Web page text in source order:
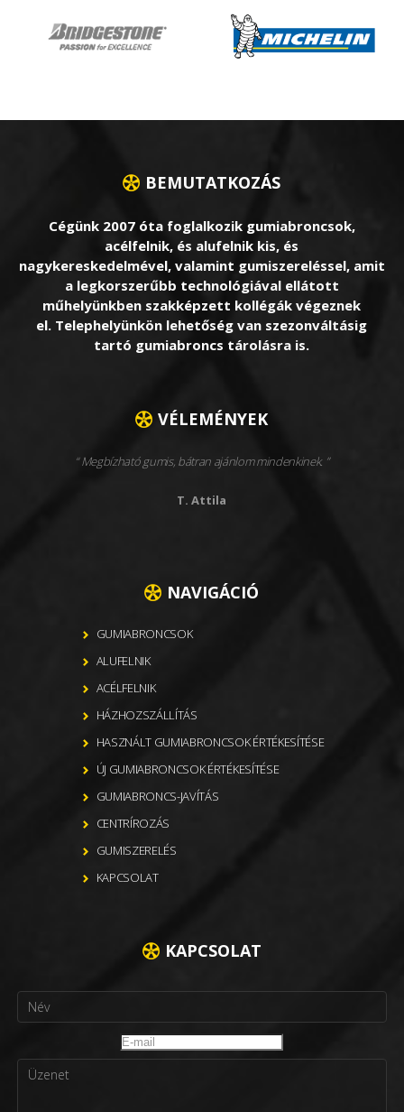
BEMUTATKOZÁS
Cégünk 2007 óta foglalkozik gumiabroncsok,
acélfelnik, és alufelnik kis, és
nagykereskedelmével, valamint gumiszereléssel, amit
a legkorszerűbb technológiával ellátott
műhelyünkben szakképzett kollégák végeznek
el. Telephelyünkön lehetőség van szezonváltásig
tartó gumiabroncs tárolásra is.
VÉLEMÉNYEK
Megbízható gumis, bátran ajánlom mindenkinek.
T. Attila
NAVIGÁCIÓ
GUMIABRONCSOK
ALUFELNIK
ACÉLFELNIK
HÁZHOZSZÁLLÍTÁS
HASZNÁLT GUMIABRONCSOK ÉRTÉKESÍTÉSE
ÚJ GUMIABRONCSOK ÉRTÉKESÍTÉSE
GUMIABRONCS-JAVÍTÁS
CENTRÍROZÁS
GUMISZERELÉS
KAPCSOLAT
KAPCSOLAT